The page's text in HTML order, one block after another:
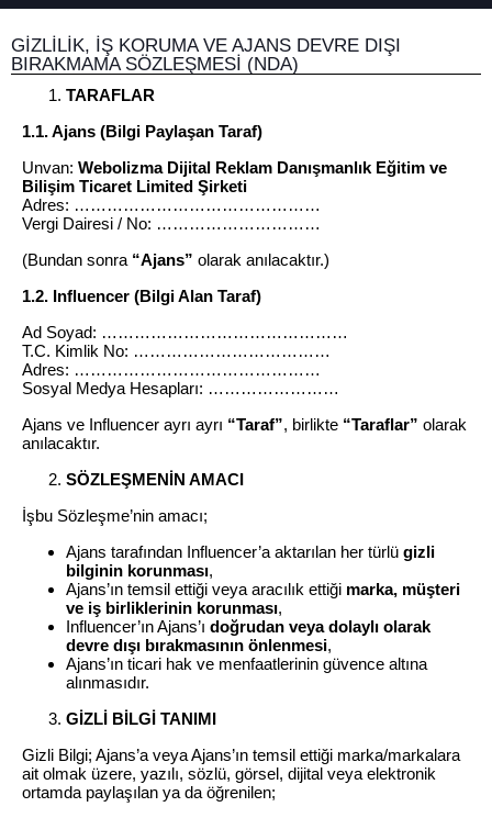
GİZLİLİK, İŞ KORUMA VE AJANS DEVRE DIŞI
BIRAKMAMA SÖZLEŞMESİ (NDA)
TARAFLAR
1.1. Ajans (Bilgi Paylaşan Taraf)
Unvan: Webolizma Dijital Reklam Danışmanlık Eğitim ve
Bilişim Ticaret Limited Şirketi
Adres: ………………………………………
Vergi Dairesi / No: …………………………
(Bundan sonra “Ajans” olarak anılacaktır.)
1.2. Influencer (Bilgi Alan Taraf)
Ad Soyad: ………………………………………
T.C. Kimlik No: ………………………………
Adres: ………………………………………
Sosyal Medya Hesapları: ……………………
Ajans ve Influencer ayrı ayrı “Taraf”, birlikte “Taraflar” olarak
anılacaktır.
SÖZLEŞMENİN AMACI
İşbu Sözleşme’nin amacı;
Ajans tarafından Influencer’a aktarılan her türlü gizli
bilginin korunması,
Ajans’ın temsil ettiği veya aracılık ettiği marka, müşteri
ve iş birliklerinin korunması,
Influencer’ın Ajans’ı doğrudan veya dolaylı olarak
devre dışı bırakmasının önlenmesi,
Ajans’ın ticari hak ve menfaatlerinin güvence altına
alınmasıdır.
GİZLİ BİLGİ TANIMI
Gizli Bilgi; Ajans’a veya Ajans’ın temsil ettiği marka/markalara
ait olmak üzere, yazılı, sözlü, görsel, dijital veya elektronik
ortamda paylaşılan ya da öğrenilen;